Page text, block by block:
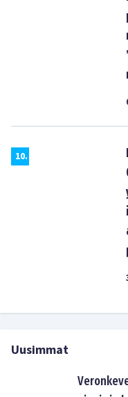
10.
Uusimmat